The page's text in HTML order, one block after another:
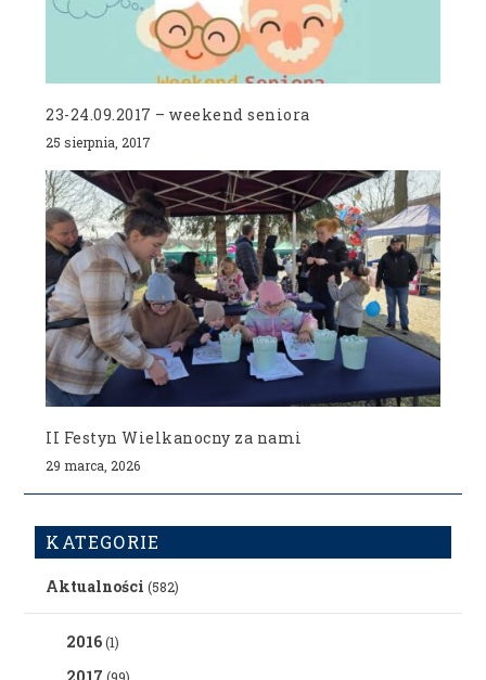
23-24.09.2017 – weekend seniora
25 sierpnia, 2017
II Festyn Wielkanocny za nami
29 marca, 2026
KATEGORIE
Aktualności (582)
2016(1)